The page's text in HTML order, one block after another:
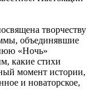
творчеству
объединявшие
«Ночь»
какие стихи
момент истории,
и новаторское,